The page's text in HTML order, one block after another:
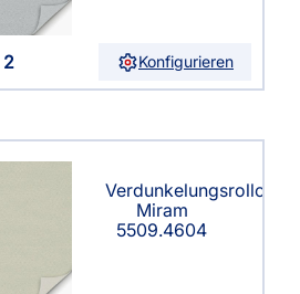
2 Konfigurieren
Verdunkelungsrollo
Miram
5509.4604